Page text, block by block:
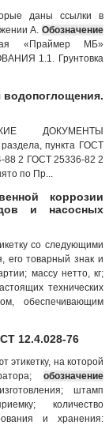
даны ссылки в
А. Обозначение
«Праймер МБ»
1.1. Грунтовка
ДОКУМЕНТЫ
пункта ГОСТ
88 2 ГОСТ 25336-82 2
по Пр...
коррозии
и насосных
со следующими
его товарный знак и
массу нетто, кг;
технических
обеспечивающим
12.4.028-76
этикетку, на которой
обозначение
штамп
количество
и хранения: